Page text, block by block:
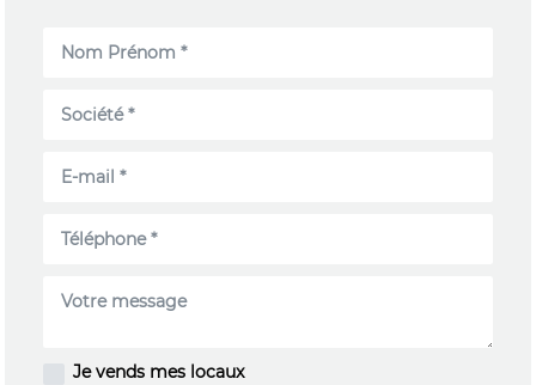
Je vends mes locaux